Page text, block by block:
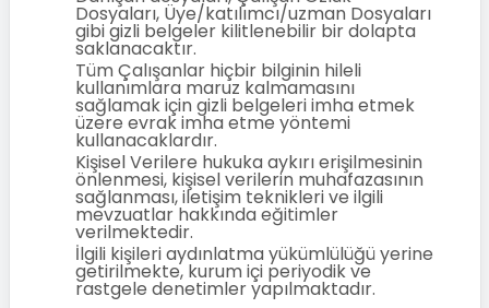
Dosyaları, Üye/katılımcı/uzman Dosyaları
gibi gizli belgeler kilitlenebilir bir dolapta
saklanacaktır.
Tüm Çalışanlar hiçbir bilginin hileli
kullanımlara maruz kalmamasını
sağlamak için gizli belgeleri imha etmek
üzere evrak imha etme yöntemi
kullanacaklardır.
Kişisel Verilere hukuka aykırı erişilmesinin
önlenmesi, kişisel verilerin muhafazasının
sağlanması, iletişim teknikleri ve ilgili
mevzuatlar hakkında eğitimler
verilmektedir.
İlgili kişileri aydınlatma yükümlülüğü yerine
getirilmekte, kurum içi periyodik ve
rastgele denetimler yapılmaktadır.